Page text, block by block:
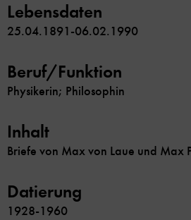
Lebensdaten
25.04.1891-06.02.1990
Beruf/Funktion
Physikerin; Philosophin
Inhalt
Briefe von Max von Laue und Max
Datierung
1928-1960